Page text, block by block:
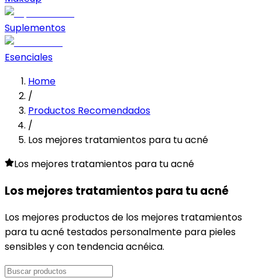
Suplementos
Esenciales
Home
/
Productos Recomendados
/
Los mejores tratamientos para tu acné
Los mejores tratamientos para tu acné
Los mejores tratamientos para tu acné
Los mejores productos de los mejores tratamientos
para tu acné testados personalmente para pieles
sensibles y con tendencia acnéica.